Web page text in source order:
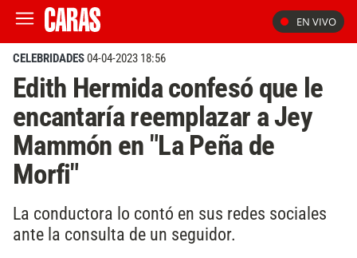
EN VIVO
CELEBRIDADES04-04-2023 18:56
Edith Hermida confesó que le
encantaría reemplazar a Jey
Mammón en "La Peña de
Morfi"
La conductora lo contó en sus redes sociales
ante la consulta de un seguidor.